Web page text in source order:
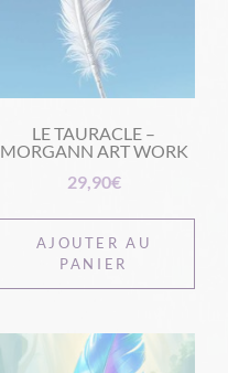
LE TAURACLE –
MORGANN ART WORK
29,90€
AJOUTER AU
PANIER